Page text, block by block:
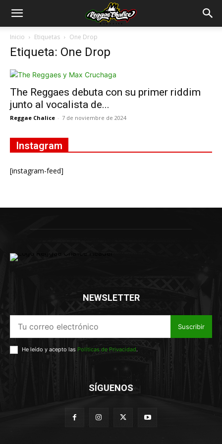
Inicio Etiquetas One Drop
Etiqueta: One Drop
The Reggaes debuta con su primer riddim
junto al vocalista de...
Reggae Chalice - 7 de noviembre de 2024
Instagram
[instagram-feed]
NEWSLETTER
Suscribir
He leído y acepto las Políticas de Privacidad.
SÍGUENOS